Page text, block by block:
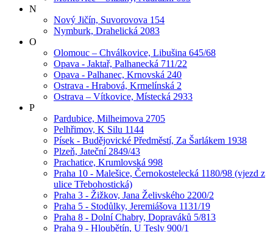
N
Nový Jičín, Suvorovova 154
Nymburk, Drahelická 2083
O
Olomouc – Chválkovice, Libušina 645/68
Opava - Jaktař, Palhanecká 711/22
Opava - Palhanec, Krnovská 240
Ostrava - Hrabová, Krmelínská 2
Ostrava – Vítkovice, Místecká 2933
P
Pardubice, Milheimova 2705
Pelhřimov, K Silu 1144
Písek - Budějovické Předměstí, Za Šarlákem 1938
Plzeň, Jateční 2849/43
Prachatice, Krumlovská 998
Praha 10 - Malešice, Černokostelecká 1180/98 (vjezd z
ulice Třebohostická)
Praha 3 - Žižkov, Jana Želivského 2200/2
Praha 5 - Stodůlky, Jeremiášova 1131/19
Praha 8 - Dolní Chabry, Dopraváků 5/813
Praha 9 - Hloubětín, U Tesly 900/1